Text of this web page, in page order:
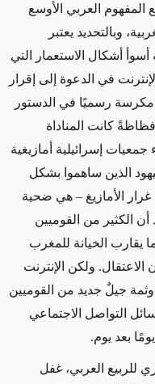
العربي الأوسع
وبالتحديد يعتبر
أشكال الاستعمار التي
في الدعوة إلى إقرار
مكرسة رسميًا في الدستور
فظاظةً كانت المناداة
إسرائيلية أمازيغية
الذين ساهموا بشكل
الأمازيغ – هي ضحية
أن الكثير من القوميين
يقارب الخيانة للمغرب
ولكن الإنترنت
جيلٌ جديد من القوميين
التواصل الاجتماعي
بعد يوم.
للربيع العربي، غفل